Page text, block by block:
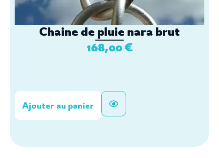
Chaine de pluie nara brut
168,00€
Ajouter au panier